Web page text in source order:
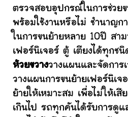
ตรวจสอบอุปกรณ์ในการช่วย
พร้อมใช้งานหรือไม่ ชำนาญก
ในการขนย้ายหลาย 10ปี สา
เฟอร์นิเจอร์ ตู้ เตียงได้ทุกช
ห้วยขวางวางแผนและจัดการ
วางแผนการขนย้ายเฟอร์นิเจ
ย้ายให้เหมาะสม เพื่อไม่ให้เสี
เกินไป รถทุกคันได้รับการดูแ